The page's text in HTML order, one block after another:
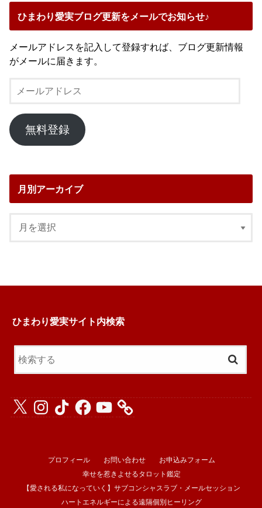
ひまわり愛実ブログ更新をメールでお知らせ♪
メールアドレスを記入して登録すれば、ブログ更新情報
がメールに届きます。
ー
ル
ア
ド
無料登録
月別アーカイブ
ひまわり愛実サイト内検索
X InstagramTikTokFacebookYouTube
プロフィール お問い合わせ
お申込みフォーム
幸せを惹きよせるタロット鑑定
【愛される私になっていく】サブコンシャスラブ・メールセッション
ハートエネルギーによる遠隔個別ヒーリング